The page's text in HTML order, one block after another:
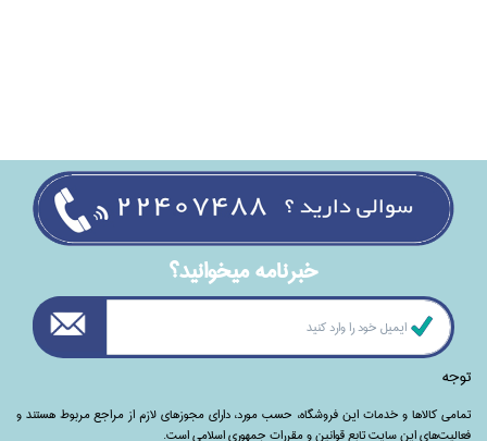
خبرنامه ميخوانيد؟
توجه
تمامی‌ کالاها و خدمات این فروشگاه، حسب مورد،‌ دارای مجوزهای لازم از مراجع مربوط هستند ‌و‌‌
فعالیت‌های این سایت تابع قوانین و مقررات جمهوری اسلامی است.